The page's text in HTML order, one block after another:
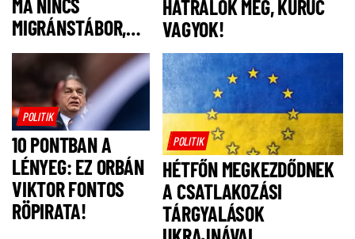
MA NINCS
MIGRÁNSTÁBOR,
FELSZÓLÍTJUK
MAGYAR PÉTERT,
HOGY NE IS
LEGYEN!
HÁTRÁLOK MEG, KURUC
VAGYOK!
POLITIK
10 PONTBAN A
LÉNYEG: EZ ORBÁN
VIKTOR FONTOS
RÖPIRATA!
POLITIK
HÉTFŐN MEGKEZDŐDNEK
A CSATLAKOZÁSI
TÁRGYALÁSOK